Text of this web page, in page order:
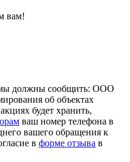
вам!
мы должны сообщить: ООО
об объектах
будет хранить,
ваш номер телефона в
вашего обращения к
в форме отзыва в